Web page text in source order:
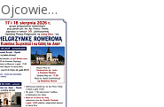
Ojcowie…